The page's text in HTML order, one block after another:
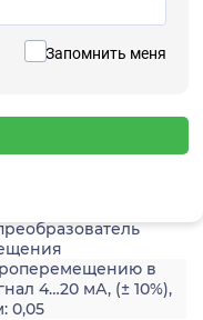
Запомнить меня
в
4…20 мА, (± 10%),
0,05